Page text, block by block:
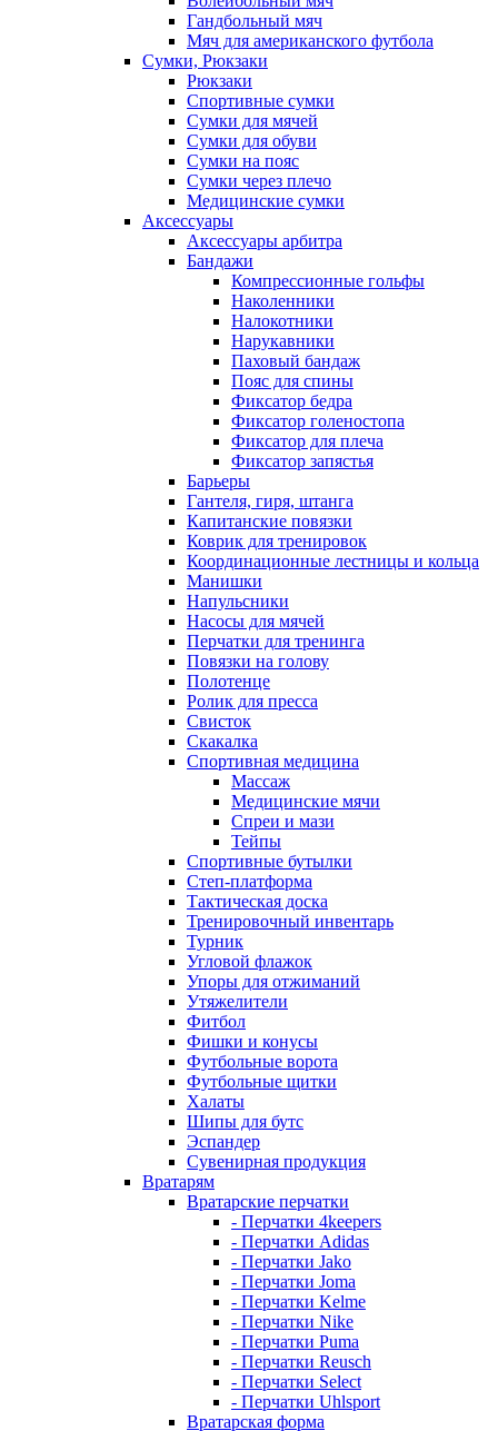
Гандбольный мяч
Мяч для американского футбола
Сумки, Рюкзаки
Рюкзаки
Спортивные сумки
Сумки для мячей
Сумки для обуви
Сумки на пояс
Сумки через плечо
Медицинские сумки
Аксессуары
Аксессуары арбитра
Бандажи
Компрессионные гольфы
Наколенники
Налокотники
Нарукавники
Паховый бандаж
Пояс для спины
Фиксатор бедра
Фиксатор голеностопа
Фиксатор для плеча
Фиксатор запястья
Барьеры
Гантеля, гиря, штанга
Капитанские повязки
Коврик для тренировок
Координационные лестницы и кольца
Манишки
Напульсники
Насосы для мячей
Перчатки для тренинга
Повязки на голову
Полотенце
Ролик для пресса
Свисток
Скакалка
Спортивная медицина
Массаж
Медицинские мячи
Спреи и мази
Тейпы
Спортивные бутылки
Степ-платформа
Тактическая доска
Тренировочный инвентарь
Турник
Угловой флажок
Упоры для отжиманий
Утяжелители
Фитбол
Фишки и конусы
Футбольные ворота
Футбольные щитки
Халаты
Шипы для бутс
Эспандер
Сувенирная продукция
Вратарям
Вратарские перчатки
- Перчатки 4keepers
- Перчатки Adidas
- Перчатки Jako
- Перчатки Joma
- Перчатки Kelme
- Перчатки Nike
- Перчатки Puma
- Перчатки Reusch
- Перчатки Select
- Перчатки Uhlsport
Вратарская форма